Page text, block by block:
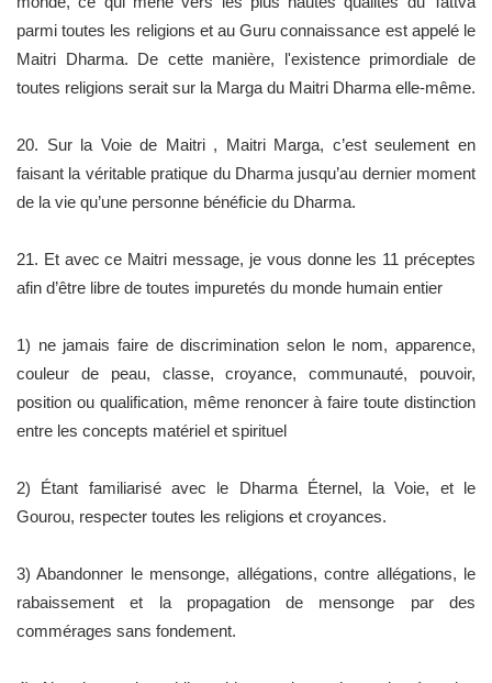
parmi toutes les religions et au Guru connaissance est appelé le
Maitri Dharma. De cette manière, l'existence primordiale de
toutes religions serait sur la Marga du Maitri Dharma elle-même.
20. Sur la Voie de Maitri , Maitri Marga, c’est seulement en
faisant la véritable pratique du Dharma jusqu’au dernier moment
de la vie qu’une personne bénéficie du Dharma.
21. Et avec ce Maitri message, je vous donne les 11 préceptes
afin d’être libre de toutes impuretés du monde humain entier
1) ne jamais faire de discrimination selon le nom, apparence,
couleur de peau, classe, croyance, communauté, pouvoir,
position ou qualification, même renoncer à faire toute distinction
entre les concepts matériel et spirituel
2) Étant familiarisé avec le Dharma Éternel, la Voie, et le
Gourou, respecter toutes les religions et croyances.
3) Abandonner le mensonge, allégations, contre allégations, le
rabaissement et la propagation de mensonge par des
commérages sans fondement.